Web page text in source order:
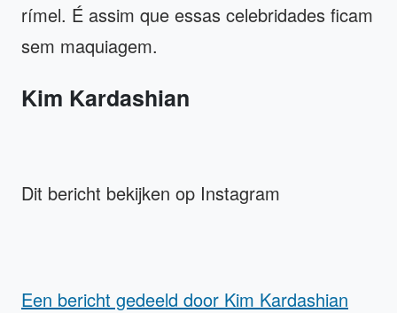
rímel. É assim que essas celebridades ficam
sem maquiagem.
Kim Kardashian
Dit bericht bekijken op Instagram
Een bericht gedeeld door Kim Kardashian